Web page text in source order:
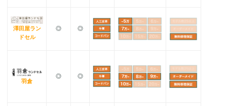
澤田屋ラン
ドセル
◎ ◎
羽倉
◎ ◎